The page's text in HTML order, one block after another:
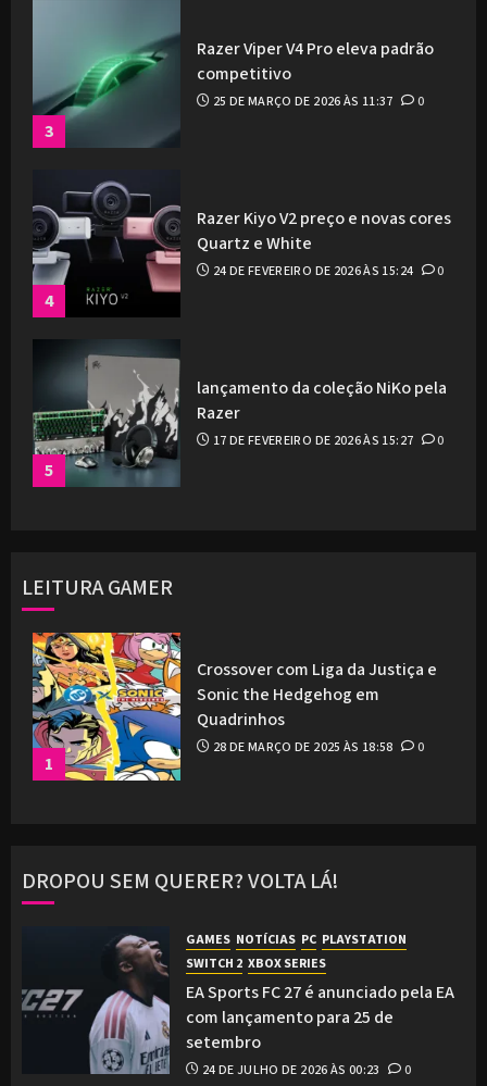
3
Razer Viper V4 Pro eleva padrão
competitivo
25 DE MARÇO DE 2026 ÀS 11:37 0
4
Razer Kiyo V2 preço e novas cores
Quartz e White
24 DE FEVEREIRO DE 2026 ÀS 15:24 0
5
lançamento da coleção NiKo pela
Razer
17 DE FEVEREIRO DE 2026 ÀS 15:27 0
LEITURA GAMER
1
Crossover com Liga da Justiça e
Sonic the Hedgehog em
Quadrinhos
28 DE MARÇO DE 2025 ÀS 18:58 0
DROPOU SEM QUERER? VOLTA LÁ!
GAMES NOTÍCIAS PC PLAYSTATION
SWITCH 2 XBOX SERIES
EA Sports FC 27 é anunciado pela EA
com lançamento para 25 de
setembro
24 DE JULHO DE 2026 ÀS 00:23 0